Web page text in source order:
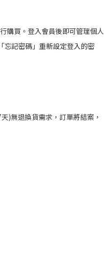
購買。登入會員後即可管理個人
忘記密碼」重新設定登入的密
)無退換貨需求，訂單將結案，